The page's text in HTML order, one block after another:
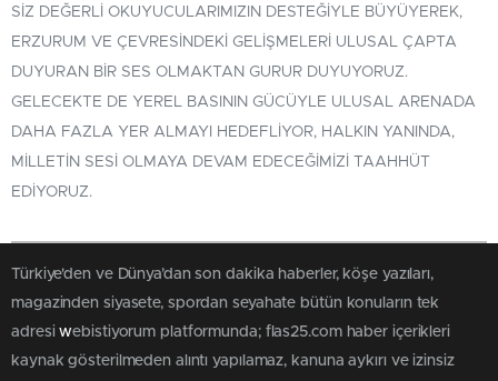
SIZ DEĞERLI OKUYUCULARIMIZIN DESTEĞIYLE BÜYÜYEREK,
ERZURUM VE ÇEVRESINDEKI GELIŞMELERI ULUSAL ÇAPTA
DUYURAN BIR SES OLMAKTAN GURUR DUYUYORUZ.
GELECEKTE DE YEREL BASININ GÜCÜYLE ULUSAL ARENADA
DAHA FAZLA YER ALMAYI HEDEFLIYOR, HALKIN YANINDA,
MILLETIN SESI OLMAYA DEVAM EDECEĞIMIZI TAAHHÜT
EDIYORUZ.
Türkiye'den ve Dünya’dan son dakika haberler, köşe yazıları,
magazinden siyasete, spordan seyahate bütün konuların tek
adresiwebistiyorum platformunda; flas25.com haber içerikleri
kaynak gösterilmeden alıntı yapılamaz, kanuna aykırı ve izinsiz